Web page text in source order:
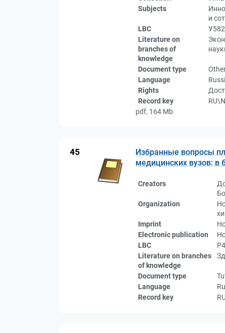
Subjects
и
LBC
Literature on
branches of
knowledge
Document type
Language
Rights
Record key
pdf, 164 Mb
45
Избранные вопросы
медицинских вузов: в
Creators
Organization
Imprint
Electronic publication
LBC
Literature on branches
of knowledge
Document type
Language
Record key